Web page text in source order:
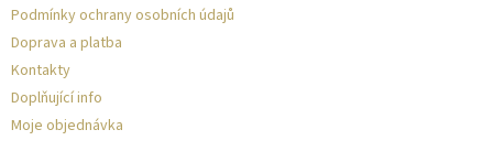
Podmínky ochrany osobních údajů
Doprava a platba
Kontakty
Doplňující info
Moje objednávka